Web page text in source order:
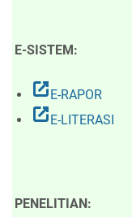
E-SISTEM:
open_in_new E-RAPOR
open_in_new E-LITERASI
PENELITIAN: